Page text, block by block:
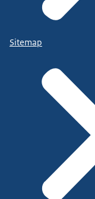
Sitemap